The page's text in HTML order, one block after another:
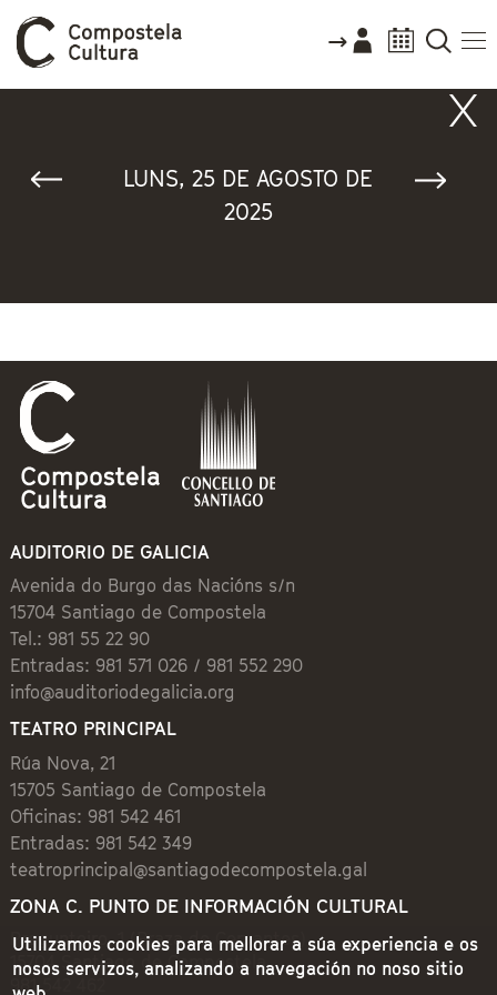
LUNS, 25 DE AGOSTO DE
2025
AUDITORIO DE GALICIA
Avenida do Burgo das Nacións s/n
15704 Santiago de Compostela
Tel.: 981 55 22 90
Entradas: 981 571 026 / 981 552 290
info@auditoriodegalicia.org
TEATRO PRINCIPAL
Rúa Nova, 21
15705 Santiago de Compostela
Oficinas: 981 542 461
Entradas: 981 542 349
teatroprincipal@santiagodecompostela.gal
ZONA C. PUNTO DE INFORMACIÓN CULTURAL
Preguntoiro, 1 (Praza de Cervantes)
15704 Santiago de Compostela
981 542 462
Utilizamos cookies para mellorar a súa experiencia e os
nosos servizos, analizando a navegación no noso sitio